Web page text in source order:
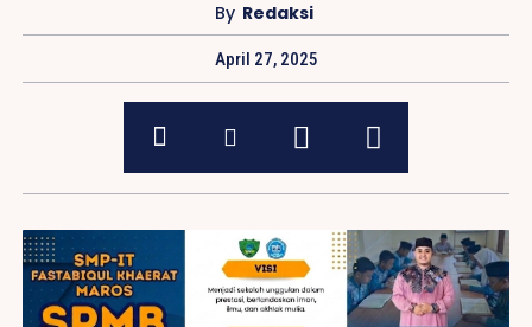
By Redaksi
April 27, 2025